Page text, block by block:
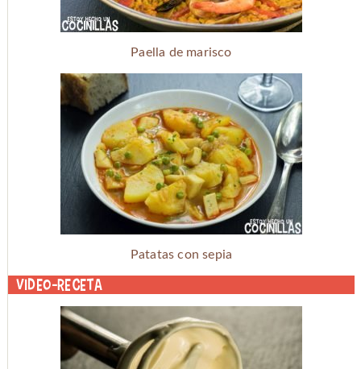
Paella de marisco
Patatas con sepia
Video-receta